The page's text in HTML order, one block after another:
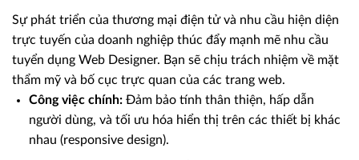
Sự phát triển của thương mại điện tử và nhu cầu hiện diện
trực tuyến của doanh nghiệp thúc đẩy mạnh mẽ nhu cầu
tuyển dụng Web Designer. Bạn sẽ chịu trách nhiệm về mặt
thẩm mỹ và bố cục trực quan của các trang web.
Công việc chính:Đảm bảo tính thân thiện, hấp dẫn
người dùng, và tối ưu hóa hiển thị trên các thiết bị khác
nhau (responsive design).